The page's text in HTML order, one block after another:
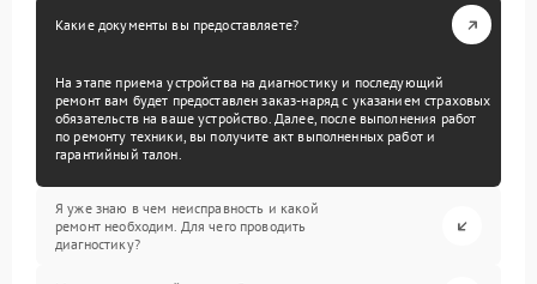
Какие документы вы предоставляете?
На этапе приема устройства на диагностику и последующий
ремонт вам будет предоставлен заказ-наряд с указанием страховых
обязательств на ваше устройство. Далее, после выполнения работ
по ремонту техники, вы получите акт выполненных работ и
гарантийный талон.
Я уже знаю в чем неисправность и какой
ремонт необходим. Для чего проводить
диагностику?